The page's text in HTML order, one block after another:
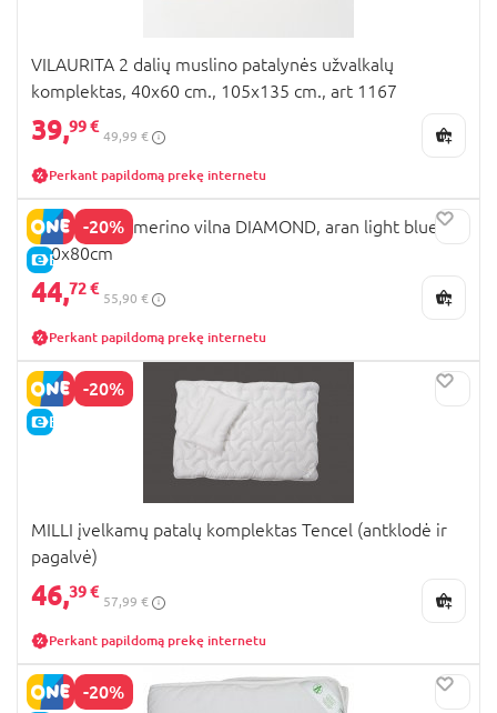
VILAURITA 2 dalių muslino patalynės užvalkalų
komplektas, 40x60 cm., 105x135 cm., art 1167
39,99 €
49,99 €
Perkant papildomą prekę internetu
-20%
E-KAINA
MILLI pledas merino vilna DIAMOND, aran light blue,
100x80cm
44,72 €
55,90 €
Perkant papildomą prekę internetu
-20%
E-KAINA
MILLI įvelkamų patalų komplektas Tencel (antklodė ir
pagalvė)
46,39 €
57,99 €
Perkant papildomą prekę internetu
-20%